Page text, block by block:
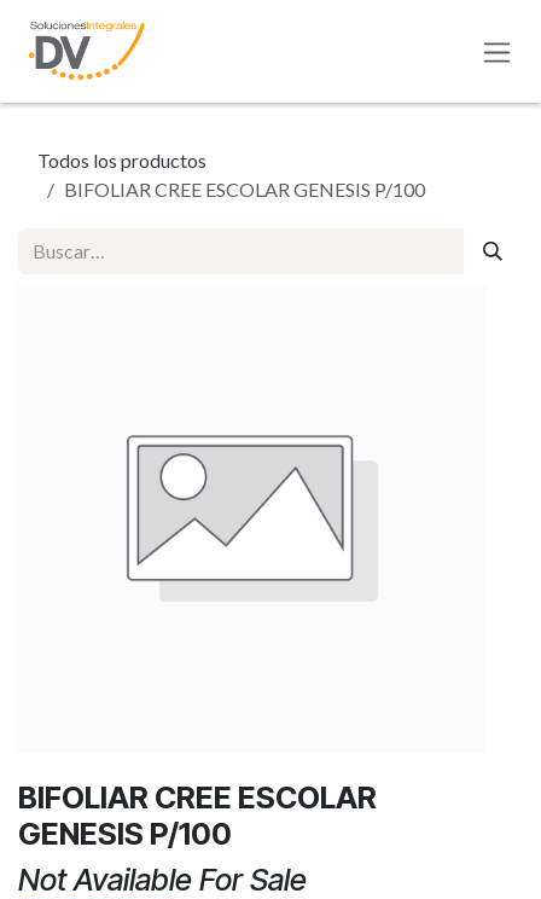
Todos los productos
BIFOLIAR CREE ESCOLAR GENESIS P/100
BIFOLIAR CREE ESCOLAR
GENESIS P/100
Not Available For Sale